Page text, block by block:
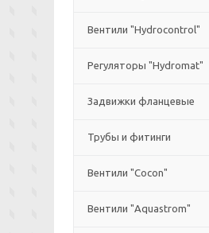
Вентили "Hydrocontrol"
Регуляторы "Hydromat"
Задвижки фланцевые
Трубы и фитинги
Вентили "Cocon"
Вентили "Aquastrom"